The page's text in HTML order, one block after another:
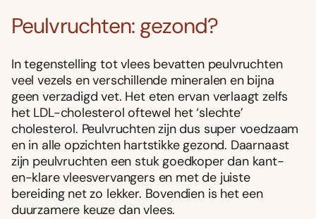
Peulvruchten: gezond?
In tegenstelling tot vlees bevatten peulvruchten
veel vezels en verschillende mineralen en bijna
geen verzadigd vet. Het eten ervan verlaagt zelfs
het LDL-cholesterol oftewel het ‘slechte’
cholesterol. Peulvruchten zijn dus super voedzaam
en in alle opzichten hartstikke gezond. Daarnaast
zijn peulvruchten een stuk goedkoper dan kant-
en-klare vleesvervangers en met de juiste
bereiding net zo lekker. Bovendien is het een
duurzamere keuze dan vlees.